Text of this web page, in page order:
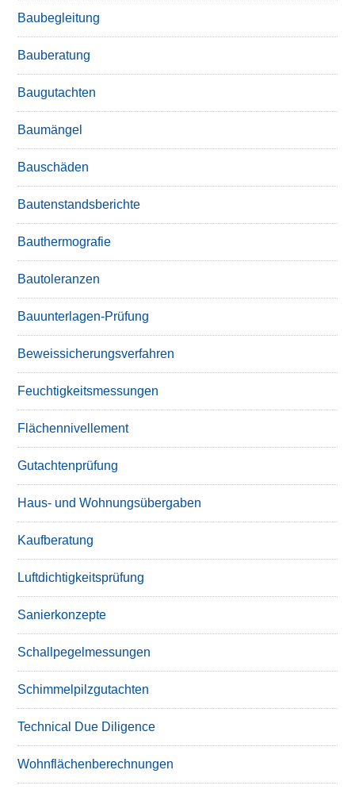
Baubegleitung
Bauberatung
Baugutachten
Baumängel
Bauschäden
Bautenstandsberichte
Bauthermografie
Bautoleranzen
Bauunterlagen-Prüfung
Beweissicherungsverfahren
Feuchtigkeitsmessungen
Flächennivellement
Gutachtenprüfung
Haus- und Wohnungsübergaben
Kaufberatung
Luftdichtigkeitsprüfung
Sanierkonzepte
Schallpegelmessungen
Schimmelpilzgutachten
Technical Due Diligence
Wohnflächenberechnungen